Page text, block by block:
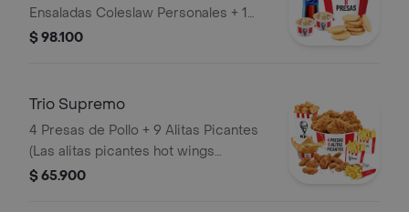
Ensaladas Coleslaw Personales + 1
Gaseosa 1,5 Litros
$ 98.100
Trio Supremo
4 Presas de Pollo + 9 Alitas Picantes
(Las alitas picantes hot wings
equivalen a un trozo de ala) + 1
$ 65.900